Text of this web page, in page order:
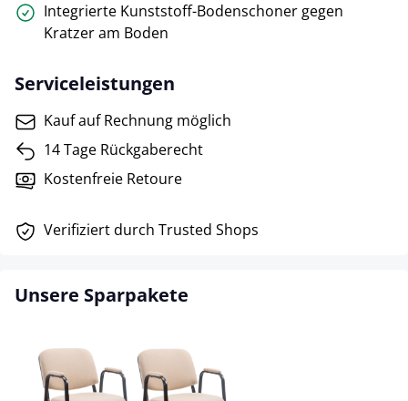
Integrierte Kunststoff-Bodenschoner gegen
Kratzer am Boden
Serviceleistungen
Kauf auf Rechnung möglich
14 Tage Rückgaberecht
Kostenfreie Retoure
Verifiziert durch Trusted Shops
Unsere Sparpakete